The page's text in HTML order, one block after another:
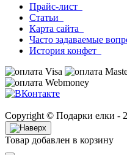
Прайс-лист
Статьи
Карта сайта
Часто задаваемые
История конфет
Copyright © Подарки елки -
Товар добавлен в корзину